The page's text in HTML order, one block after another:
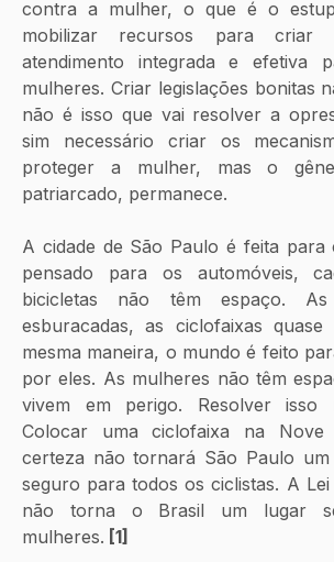
contra a mulher, o que é o
mobilizar recursos para criar
atendimento integrada e efetiva
mulheres. Criar legislações bonitas
não é isso que vai resolver a
sim necessário criar os
proteger a mulher, mas o
patriarcado, permanece.
A cidade de São Paulo é feita para
pensado para os automóveis,
bicicletas não têm espaço.
esburacadas, as ciclofaixas quase
mesma maneira, o mundo é feito
por eles. As mulheres não têm
vivem em perigo. Resolver isso
Colocar uma ciclofaixa na
certeza não tornará São Paulo um
seguro para todos os ciclistas. A
não torna o Brasil um lugar
mulheres. [1]